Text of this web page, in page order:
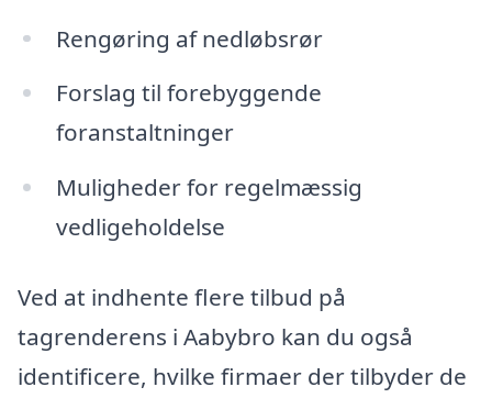
Rengøring af nedløbsrør
Forslag til forebyggende
foranstaltninger
Muligheder for regelmæssig
vedligeholdelse
Ved at indhente flere tilbud på
tagrenderens i Aabybro kan du også
identificere, hvilke firmaer der tilbyder de